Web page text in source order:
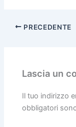
PRECEDENTE
Lascia un
Il tuo indirizzo
obbligatori